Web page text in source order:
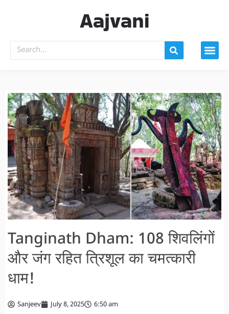
Aajvani
Tanginath Dham: 108 शिवलिंगों
और जंग रहित त्रिशूल का चमत्कारी
धाम!
Sanjeev July 8, 2025 6:50 am